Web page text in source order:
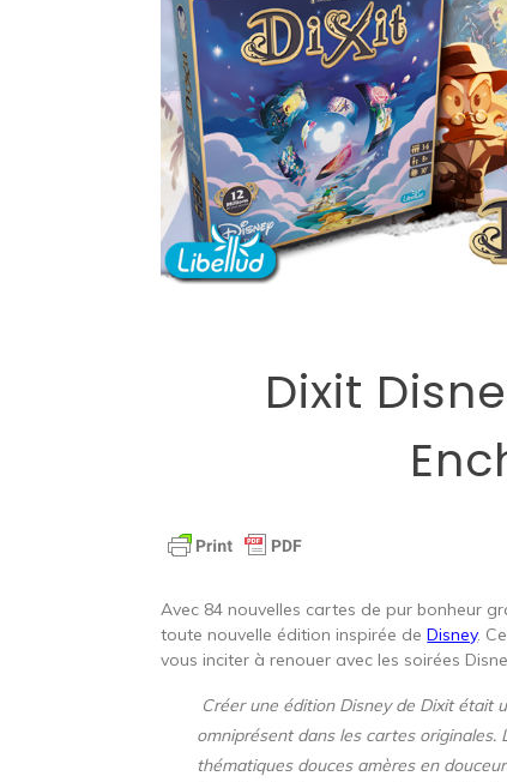
Dixit
Avec 84 nouvelles cartes de pur bonheur
toute nouvelle édition inspirée deDisney.
vous inciter à renouer avec les soirées
Créer une édition Disney de Dixit était
omniprésent dans les cartes
thématiques douces amères en